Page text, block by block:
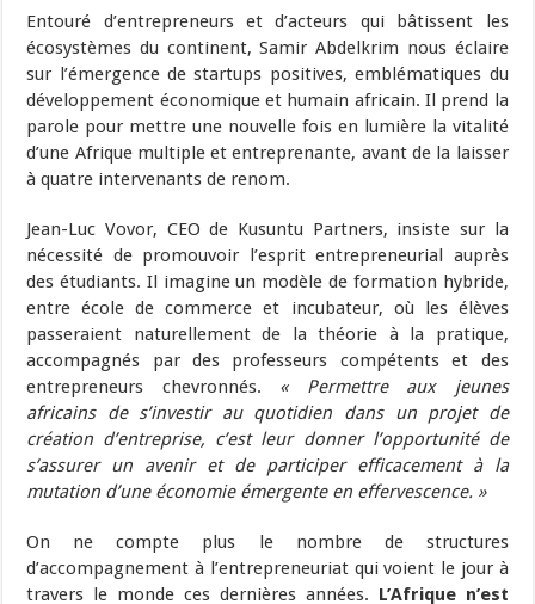
Entouré d’entrepreneurs et d’acteurs qui bâtissent les
écosystèmes du continent, Samir Abdelkrim nous éclaire
sur l’émergence de startups positives, emblématiques du
développement économique et humain africain. Il prend la
parole pour mettre une nouvelle fois en lumière la vitalité
d’une Afrique multiple et entreprenante, avant de la laisser
à quatre intervenants de renom.
Jean-Luc Vovor, CEO de Kusuntu Partners, insiste sur la
nécessité de promouvoir l’esprit entrepreneurial auprès
des étudiants. Il imagine un modèle de formation hybride,
entre école de commerce et incubateur, où les élèves
passeraient naturellement de la théorie à la pratique,
accompagnés par des professeurs compétents et des
entrepreneurs chevronnés. « Permettre aux jeunes
africains de s’investir au quotidien dans un projet de
création d’entreprise, c’est leur donner l’opportunité de
s’assurer un avenir et de participer efficacement à la
mutation d’une économie émergente en effervescence. »
On ne compte plus le nombre de structures
d’accompagnement à l’entrepreneuriat qui voient le jour à
travers le monde ces dernières années. L’Afrique n’est